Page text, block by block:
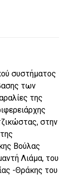
συστήματος
των
της
στην
Βούλας
Λιάμα, του
-Θράκης του